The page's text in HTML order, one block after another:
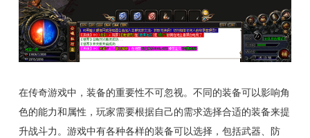
在传奇游戏中，装备的重要性不可忽视。不同的装备可以影响角
色的能力和属性，玩家需要根据自己的需求选择合适的装备来提
升战斗力。游戏中有各种各样的装备可以选择，包括武器、防